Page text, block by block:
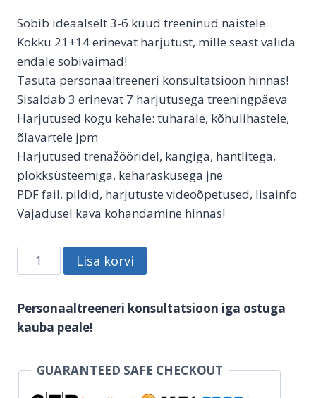
Sobib ideaalselt 3-6 kuud treeninud naistele
Kokku 21+14 erinevat harjutust, mille seast valida
endale sobivaimad!
Tasuta personaaltreeneri konsultatsioon hinnas!
Sisaldab 3 erinevat 7 harjutusega treeningpäeva
Harjutused kogu kehale: tuharale, kõhulihastele,
õlavartele jpm
Harjutused trenažööridel, kangiga, hantlitega,
plokksüsteemiga, keharaskusega jne
PDF fail, pildid, harjutuste videoõpetused, lisainfo
Vajadusel kava kohandamine hinnas!
Jõusaali
treeningkava
3x
nädalas:
versioon
kogus
Lisa korvi
Personaaltreeneri konsultatsioon iga ostuga
kauba peale!
GUARANTEED SAFE CHECKOUT